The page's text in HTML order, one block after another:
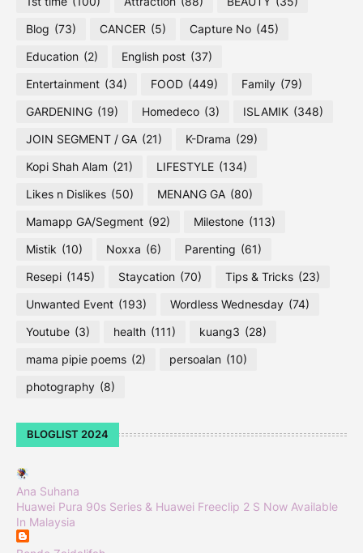
Blog (73) CANCER (5) Capture No (45)
Education (2) English post (37)
Entertainment (34) FOOD (449) Family (79)
GARDENING (19) Homedeco (3) ISLAMIK (348)
JOIN SEGMENT / GA (21) K-Drama (29)
Kopi Shah Alam (21) LIFESTYLE (134)
Likes n Dislikes (50) MENANG GA (80)
Mamapp GA/Segment (92) Milestone (113)
Mistik (10) Noxxa (6) Parenting (61)
Resepi (145) Staycation (70) Tips & Tricks (23)
Unwanted Event (193) Wordless Wednesday (74)
Youtube (3) health (111) kuang3 (28)
mama pipie poems (2) persoalan (10)
photography (8)
BLOGLIST 2024
Ana Suhana
Huawei Pura 90s Series & Huawei Freeclip 2 S Now Available
In Malaysia